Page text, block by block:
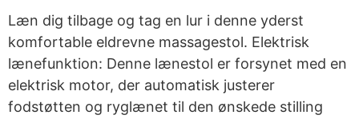
Læn dig tilbage og tag en lur i denne yderst
komfortable eldrevne massagestol. Elektrisk
lænefunktion: Denne lænestol er forsynet med en
elektrisk motor, der automatisk justerer
fodstøtten og ryglænet til den ønskede stilling